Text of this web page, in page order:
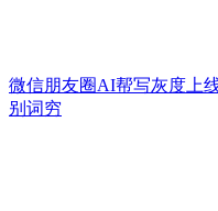
微信朋友圈AI帮写灰度上
别词穷